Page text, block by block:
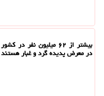
بیشتر از ۶۲ میلیون نفر در کشور
در معرض پدیده گرد و غبار هستند